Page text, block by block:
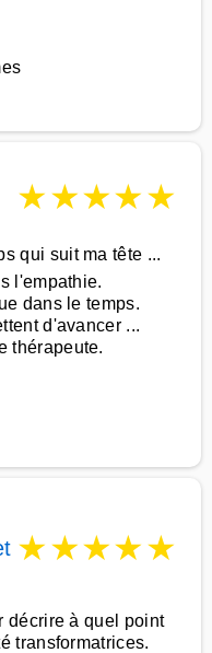
★★★★★
qui suit ma tête ...
l'empathie.
dans le temps.
d'avancer ...
thérapeute.
★★★★★
décrire à quel point
transformatrices.